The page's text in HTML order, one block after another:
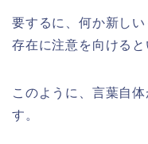
要するに、何か新し
存在に注意を向けると
このように、言葉自
す。